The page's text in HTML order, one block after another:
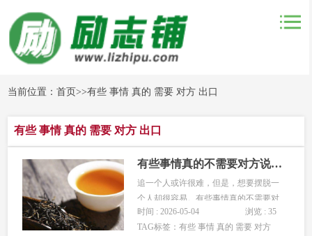
当前位置：首页>>有些 事情 真的 需要 对方 出口
有些 事情 真的 需要 对方 出口
有些事情真的不需要对方说出口
追一个人或许很难，但是，想要摆脱一
个人却很容易。有些事情真的不需要对
方说出口，你从对方的言行举止中就能
明白过来。所以啊，在和喜欢的人相处
时间 : 2026-05-04
浏览 : 35
TAG标签：有些 事情 真的 需要 对方